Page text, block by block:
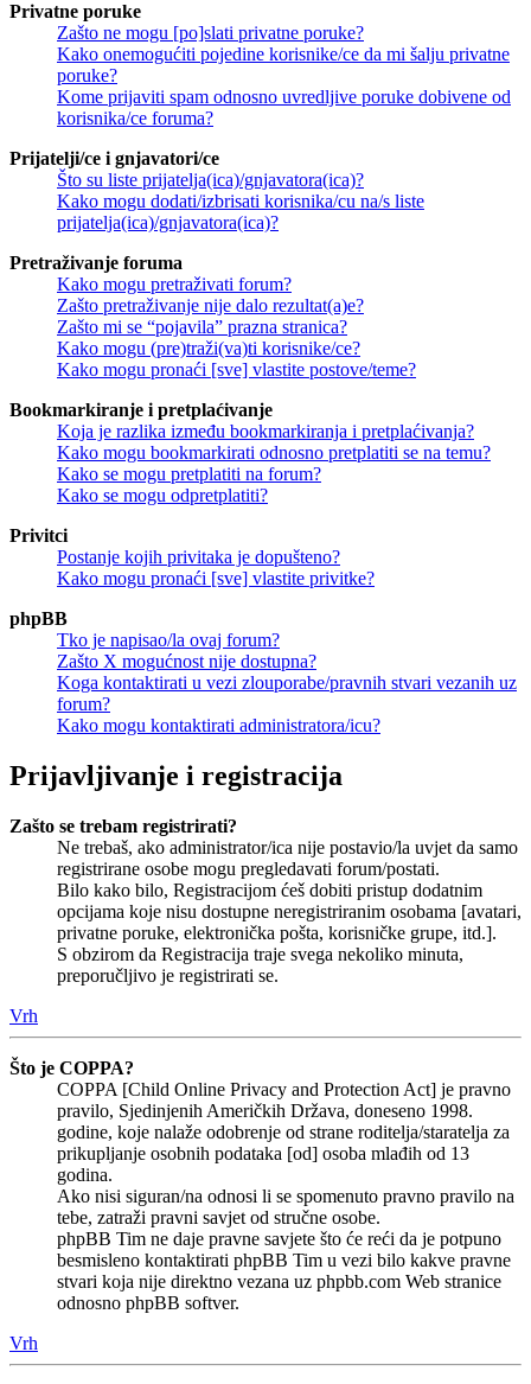
Privatne poruke
Zašto ne mogu [po]slati privatne poruke?
Kako onemogućiti pojedine korisnike/ce da mi šalju privatne
poruke?
Kome prijaviti spam odnosno uvredljive poruke dobivene od
korisnika/ce foruma?
Prijatelji/ce i gnjavatori/ce
Što su liste prijatelja(ica)/gnjavatora(ica)?
Kako mogu dodati/izbrisati korisnika/cu na/s liste
prijatelja(ica)/gnjavatora(ica)?
Pretraživanje foruma
Kako mogu pretraživati forum?
Zašto pretraživanje nije dalo rezultat(a)e?
Zašto mi se “pojavila” prazna stranica?
Kako mogu (pre)traži(va)ti korisnike/ce?
Kako mogu pronaći [sve] vlastite postove/teme?
Bookmarkiranje i pretplaćivanje
Koja je razlika između bookmarkiranja i pretplaćivanja?
Kako mogu bookmarkirati odnosno pretplatiti se na temu?
Kako se mogu pretplatiti na forum?
Kako se mogu odpretplatiti?
Privitci
Postanje kojih privitaka je dopušteno?
Kako mogu pronaći [sve] vlastite privitke?
phpBB
Tko je napisao/la ovaj forum?
Zašto X mogućnost nije dostupna?
Koga kontaktirati u vezi zlouporabe/pravnih stvari vezanih uz
forum?
Kako mogu kontaktirati administratora/icu?
Prijavljivanje i registracija
Zašto se trebam registrirati?
Ne trebaš, ako administrator/ica nije postavio/la uvjet da samo
registrirane osobe mogu pregledavati forum/postati.
Bilo kako bilo, Registracijom ćeš dobiti pristup dodatnim
opcijama koje nisu dostupne neregistriranim osobama [avatari,
privatne poruke, elektronička pošta, korisničke grupe, itd.].
S obzirom da Registracija traje svega nekoliko minuta,
preporučljivo je registrirati se.
Vrh
Što je COPPA?
COPPA [Child Online Privacy and Protection Act] je pravno
pravilo, Sjedinjenih Američkih Država, doneseno 1998.
godine, koje nalaže odobrenje od strane roditelja/staratelja za
prikupljanje osobnih podataka [od] osoba mlađih od 13
godina.
Ako nisi siguran/na odnosi li se spomenuto pravno pravilo na
tebe, zatraži pravni savjet od stručne osobe.
phpBB Tim ne daje pravne savjete što će reći da je potpuno
besmisleno kontaktirati phpBB Tim u vezi bilo kakve pravne
stvari koja nije direktno vezana uz phpbb.com Web stranice
odnosno phpBB softver.
Vrh